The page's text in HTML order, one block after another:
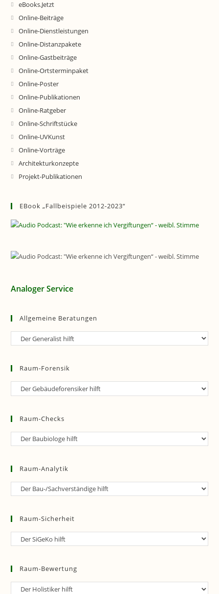
eBooks.Jetzt
Online-Beiträge
Online-Dienstleistungen
Online-Distanzpakete
Online-Gastbeiträge
Online-Ortsterminpaket
Online-Poster
Online-Publikationen
Online-Ratgeber
Online-Schriftstücke
Online-UVKunst
Online-Vorträge
Architekturkonzepte
Projekt-Publikationen
EBook „Fallbeispiele 2012-2023“
Analoger Service
Allgemeine Beratungen
Allgemeine
Raum-Forensik
Raum-
Raum-Checks
Raum-
Raum-Analytik
Raum-
Raum-Sicherheit
Raum-
Raum-Bewertung
Raum-